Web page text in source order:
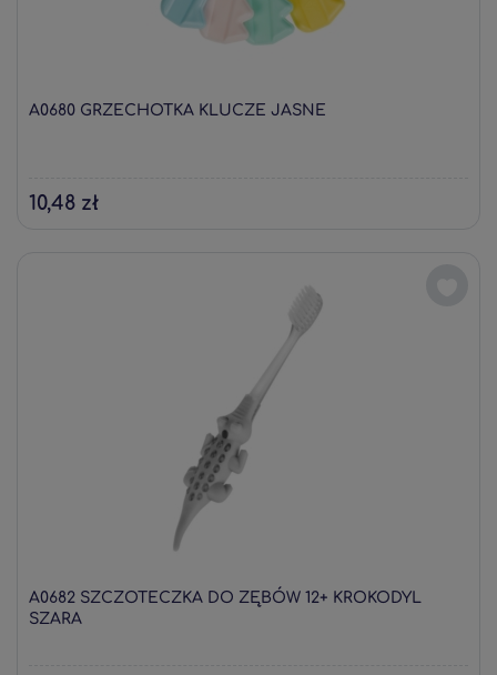
A0680 GRZECHOTKA KLUCZE JASNE
10,48 zł
A0682 SZCZOTECZKA DO ZĘBÓW 12+ KROKODYL
SZARA